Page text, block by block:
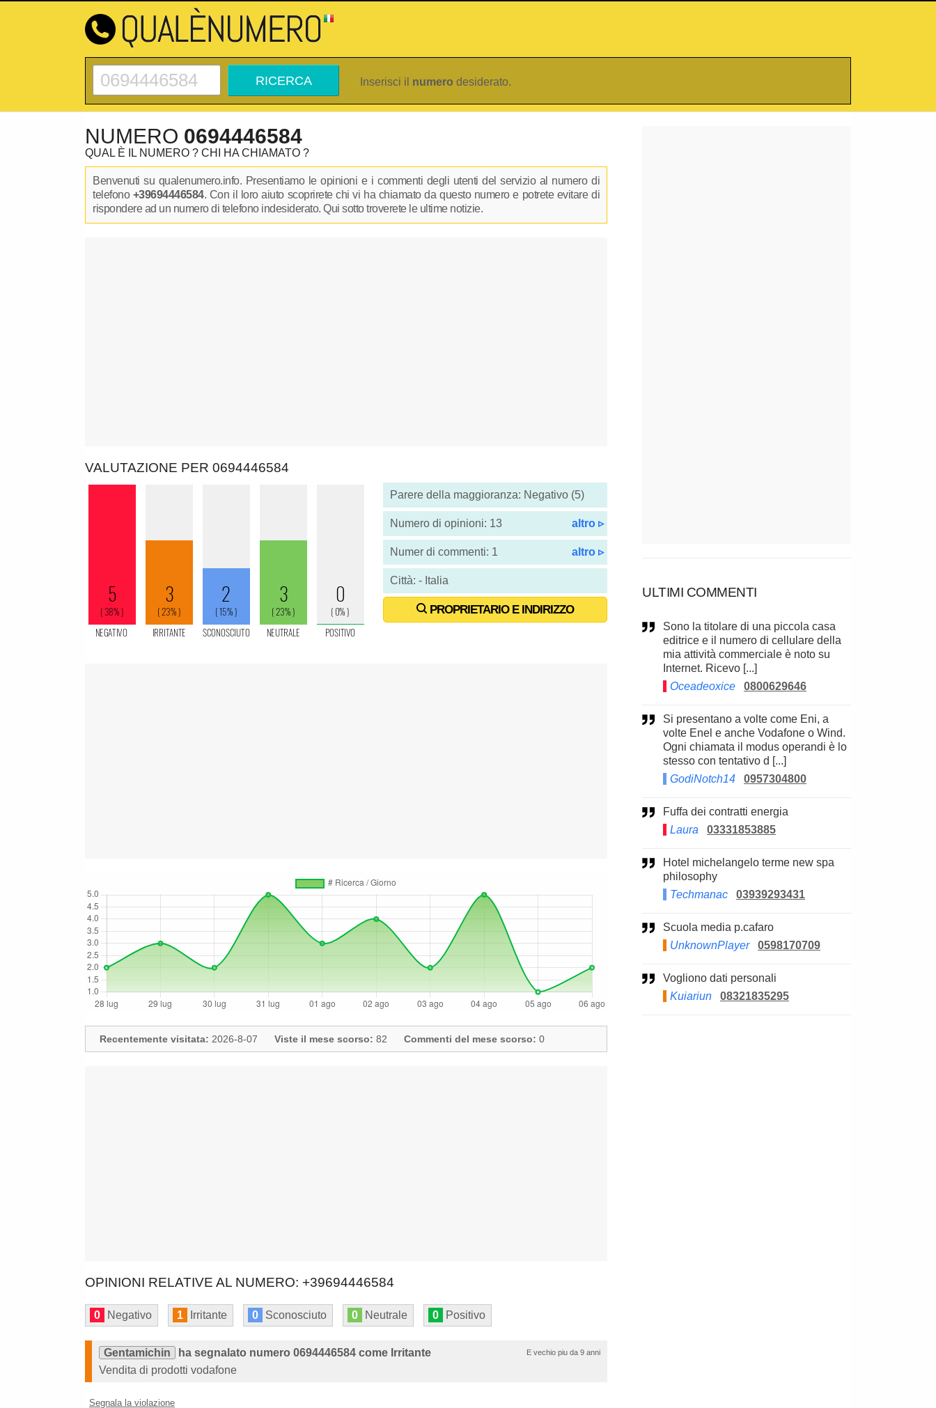
Inserisci il numero desiderato.
NUMERO 0694446584
QUAL È IL NUMERO ? CHI HA CHIAMATO ?
Benvenuti su qualenumero.info. Presentiamo le opinioni e i commenti degli utenti del servizio al numero di
telefono +39694446584. Con il loro aiuto scoprirete chi vi ha chiamato da questo numero e potrete evitare di
rispondere ad un numero di telefono indesiderato. Qui sotto troverete le ultime notizie.
VALUTAZIONE PER 0694446584
Parere della maggioranza: Negativo (5)
Numero di opinioni: 13 altro ▹
Numer di commenti: 1 altro ▹
Città: - Italia
PROPRIETARIO E INDIRIZZO
Recentemente visitata: 2026-8-07 Viste il mese scorso: 82 Commenti del mese scorso: 0
OPINIONI RELATIVE AL NUMERO: +39694446584
0 Negativo 1 Irritante 0 Sconosciuto 0 Neutrale 0 Positivo
E vechio piu da 9 anni
Gentamichin
ha segnalato numero 0694446584 come Irritante
Vendita di prodotti vodafone
Segnala la violazione
ULTIMI COMMENTI
Sono la titolare di una piccola casa
editrice e il numero di cellulare della
mia attività commerciale è noto su
Internet. Ricevo [...]
Oceadeoxice
0800629646
Si presentano a volte come Eni, a
volte Enel e anche Vodafone o Wind.
Ogni chiamata il modus operandi è lo
stesso con tentativo d [...]
GodiNotch14
0957304800
Fuffa dei contratti energia
Laura
03331853885
Hotel michelangelo terme new spa
philosophy
Techmanac
03939293431
Scuola media p.cafaro
UnknownPlayer
0598170709
Vogliono dati personali
Kuiariun
08321835295